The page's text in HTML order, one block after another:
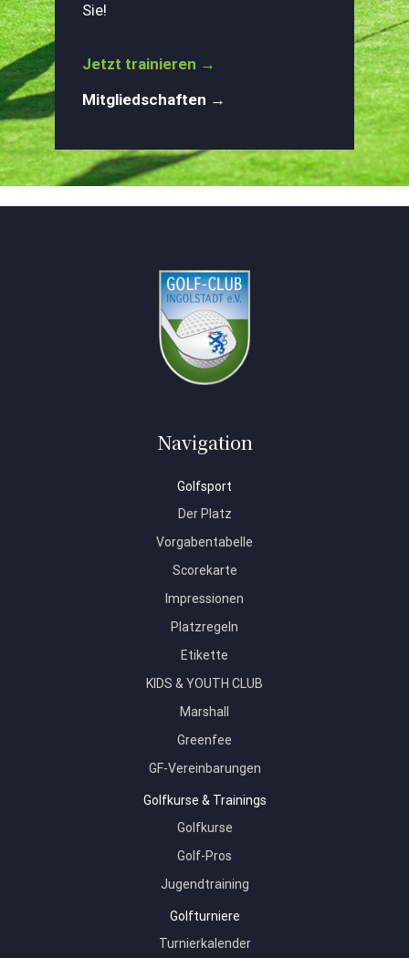
Sie!
Jetzt trainieren →
Mitgliedschaften →
Navigation
Golfsport
Der Platz
Vorgabentabelle
Scorekarte
Impressionen
Platzregeln
Etikette
KIDS & YOUTH CLUB
Marshall
Greenfee
GF-Vereinbarungen
Golfkurse & Trainings
Golfkurse
Golf-Pros
Jugendtraining
Golfturniere
Turnierkalender